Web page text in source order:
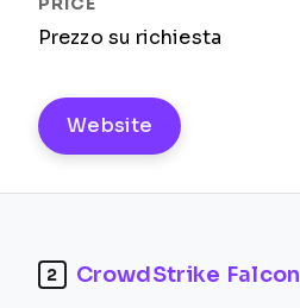
Prezzo su richiesta
Website
2 CrowdStrike Falcon